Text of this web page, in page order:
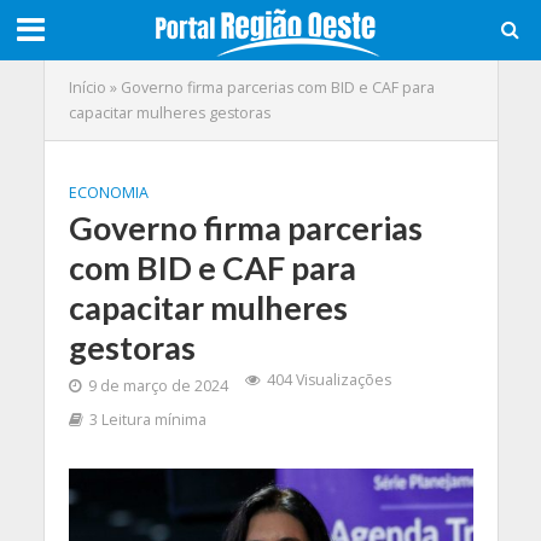
Início » Governo firma parcerias com BID e CAF para
capacitar mulheres gestoras
ECONOMIA
Governo firma parcerias
com BID e CAF para
capacitar mulheres
gestoras
9 de março de 2024
404 Visualizações
3 Leitura mínima